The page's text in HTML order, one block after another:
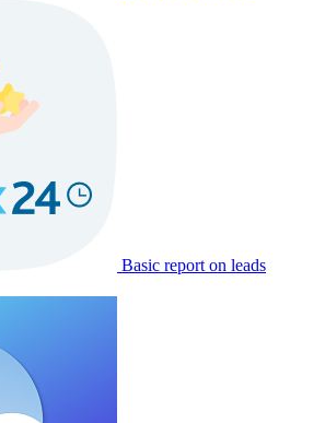
Basic report on leads